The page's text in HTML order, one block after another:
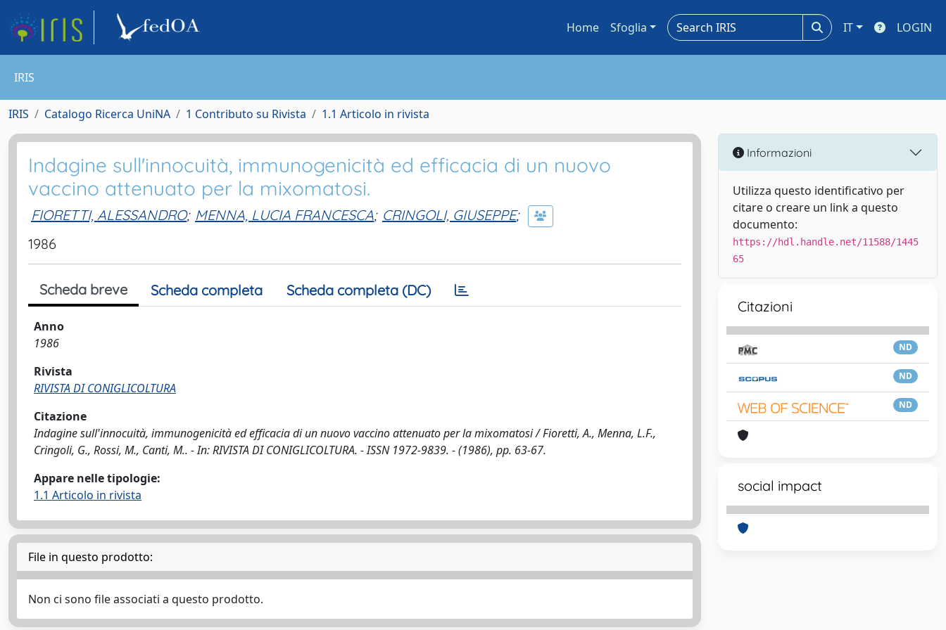
Home Sfoglia IT LOGIN
IRIS
IRIS Catalogo Ricerca UniNA 1 Contributo su Rivista 1.1 Articolo in rivista
Indagine sull'innocuità, immunogenicità ed efficacia di un nuovo
vaccino attenuato per la mixomatosi.
FIORETTI, ALESSANDRO; MENNA, LUCIA FRANCESCA; CRINGOLI, GIUSEPPE;
1986
Scheda breve Scheda completa Scheda completa (DC)
Anno
1986
Rivista
RIVISTA DI CONIGLICOLTURA
Citazione
Indagine sull'innocuità, immunogenicità ed efficacia di un nuovo vaccino attenuato per la mixomatosi / Fioretti, A., Menna, L.F.,
Cringoli, G., Rossi, M., Canti, M.. - In: RIVISTA DI CONIGLICOLTURA. - ISSN 1972-9839. - (1986), pp. 63-67.
Appare nelle tipologie:
1.1 Articolo in rivista
File in questo prodotto:
Non ci sono file associati a questo prodotto.
Informazioni
Utilizza questo identificativo per
citare o creare un link a questo
documento:
https://hdl.handle.net/11588/1445
65
Citazioni
ND
ND
ND
social impact